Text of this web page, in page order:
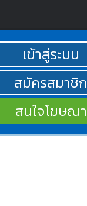
เข้าสู่ระบบ
สมัครสมาชิก
สนใจโฆษณา